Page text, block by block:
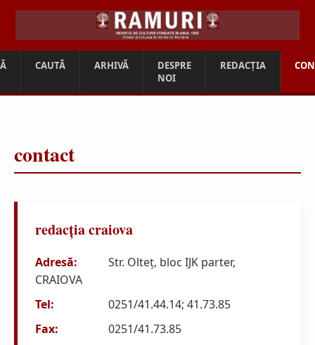
CAUTĂ ARHIVĂ
DESPRE
NOI
REDACȚIA
contact
redacția craiova
Adresă:
Str. Olteț, bloc IJK parter,
CRAIOVA
Tel:
0251/41.44.14; 41.73.85
Fax:
0251/41.73.85